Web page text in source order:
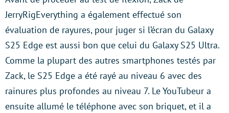
JerryRigEverything a également effectué son
évaluation de rayures, pour juger si l’écran du Galaxy
S25 Edge est aussi bon que celui du Galaxy S25 Ultra.
Comme la plupart des autres smartphones testés par
Zack, le S25 Edge a été rayé au niveau 6 avec des
rainures plus profondes au niveau 7. Le YouTubeur a
ensuite allumé le téléphone avec son briquet, et il a